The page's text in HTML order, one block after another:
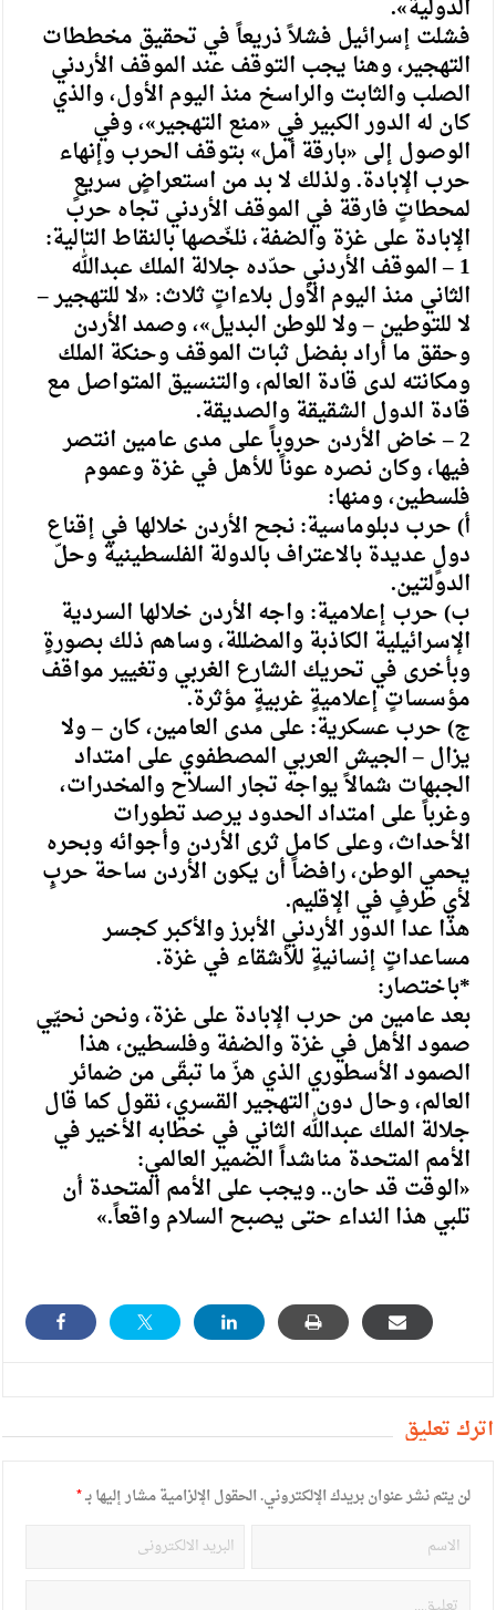
الدولية».
فشلت إسرائيل فشلاً ذريعاً في تحقيق مخططات
التهجير، وهنا يجب التوقف عند الموقف الأردني
الصلب والثابت والراسخ منذ اليوم الأول، والذي
كان له الدور الكبير في «منع التهجير»، وفي
الوصول إلى «بارقة أمل» بتوقف الحرب وإنهاء
حرب الإبادة. ولذلك لا بد من استعراضٍ سريعٍ
لمحطاتٍ فارقة في الموقف الأردني تجاه حرب
الإبادة على غزة والضفة، نلخّصها بالنقاط التالية:
1 – الموقف الأردني حدّده جلالة الملك عبدالله
الثاني منذ اليوم الأول بلاءاتٍ ثلاث: «لا للتهجير –
لا للتوطين – ولا للوطن البديل»، وصمد الأردن
وحقق ما أراد بفضل ثبات الموقف وحنكة الملك
ومكانته لدى قادة العالم، والتنسيق المتواصل مع
قادة الدول الشقيقة والصديقة.
2 – خاض الأردن حروباً على مدى عامين انتصر
فيها، وكان نصره عوناً للأهل في غزة وعموم
فلسطين، ومنها:
أ) حرب دبلوماسية: نجح الأردن خلالها في إقناع
دولٍ عديدة بالاعتراف بالدولة الفلسطينية وحلّ
الدولتين.
ب) حرب إعلامية: واجه الأردن خلالها السردية
الإسرائيلية الكاذبة والمضللة، وساهم ذلك بصورةٍ
وبأخرى في تحريك الشارع الغربي وتغيير مواقف
مؤسساتٍ إعلاميةٍ غربيةٍ مؤثرة.
ج) حرب عسكرية: على مدى العامين، كان – ولا
يزال – الجيش العربي المصطفوي على امتداد
الجبهات شمالاً يواجه تجار السلاح والمخدرات،
وغرباً على امتداد الحدود يرصد تطورات
الأحداث، وعلى كامل ثرى الأردن وأجوائه وبحره
يحمي الوطن، رافضاً أن يكون الأردن ساحة حربٍ
لأي طرفٍ في الإقليم.
هذا عدا الدور الأردني الأبرز والأكبر كجسر
مساعداتٍ إنسانيةٍ للأشقاء في غزة.
*باختصار:
بعد عامين من حرب الإبادة على غزة، ونحن نحيّي
صمود الأهل في غزة والضفة وفلسطين، هذا
الصمود الأسطوري الذي هزّ ما تبقّى من ضمائر
العالم، وحال دون التهجير القسري، نقول كما قال
جلالة الملك عبدالله الثاني في خطابه الأخير في
الأمم المتحدة مناشداً الضمير العالمي:
«الوقت قد حان.. ويجب على الأمم المتحدة أن
تلبي هذا النداء حتى يصبح السلام واقعاً.»
أترك تعليق
لن يتم نشر عنوان بريدك الإلكتروني.الحقول الإلزامية مشار إليها بـ*